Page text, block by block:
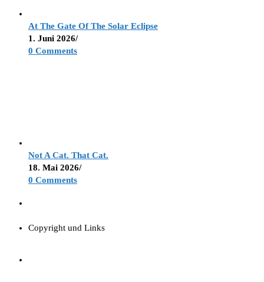
At The Gate Of The Solar Eclipse
1. Juni 2026/
0 Comments
Not A Cat. That Cat.
18. Mai 2026/
0 Comments
Copyright und Links